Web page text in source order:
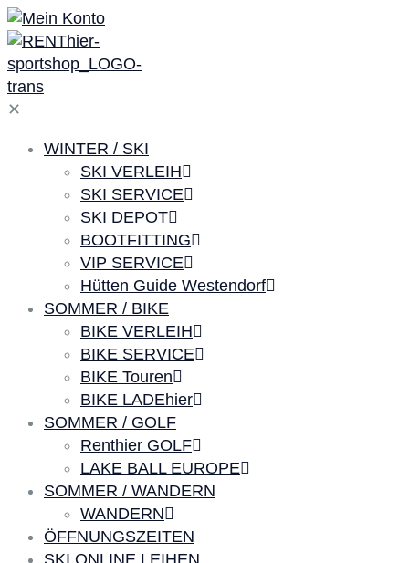
✕
WINTER / SKI
SKI VERLEIH
SKI SERVICE
SKI DEPOT
BOOTFITTING
VIP SERVICE
Hütten Guide Westendorf
SOMMER / BIKE
BIKE VERLEIH
BIKE SERVICE
BIKE Touren
BIKE LADEhier
SOMMER / GOLF
Renthier GOLF
LAKE BALL EUROPE
SOMMER / WANDERN
WANDERN
ÖFFNUNGSZEITEN
SKI ONLINE LEIHEN